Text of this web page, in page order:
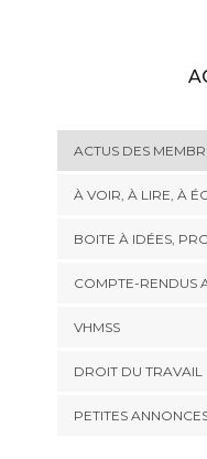
ACTUS DES
À VOIR, À LIRE, À
BOITE À IDÉES,
COMPTE-RENDUS
VHMSS
DROIT DU TRAVAIL
PETITES